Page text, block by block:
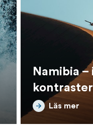
Namibia –
Läs mer